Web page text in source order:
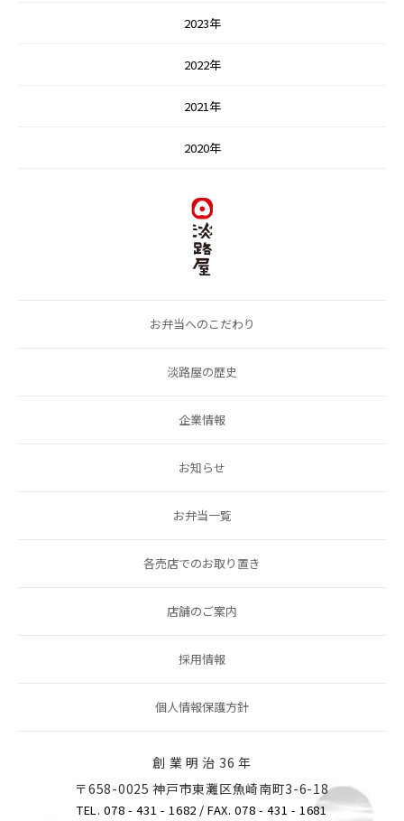
2023年
2022年
2021年
2020年
お弁当へのこだわり
淡路屋の歴史
企業情報
お知らせ
お弁当一覧
各売店でのお取り置き
店舗のご案内
採用情報
個人情報保護方針
創 業 明 治 36 年
〒658-0025 神戸市東灘区魚崎南町3-6-18
TEL. 078 - 431 - 1682 / FAX. 078 - 431 - 1681